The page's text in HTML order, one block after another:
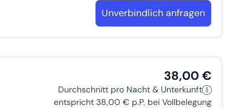
Unverbindlich anfragen
38,00 €
Durchschnitt pro Nacht & Unterkunft
entspricht 38,00 € p.P. bei Vollbelegung